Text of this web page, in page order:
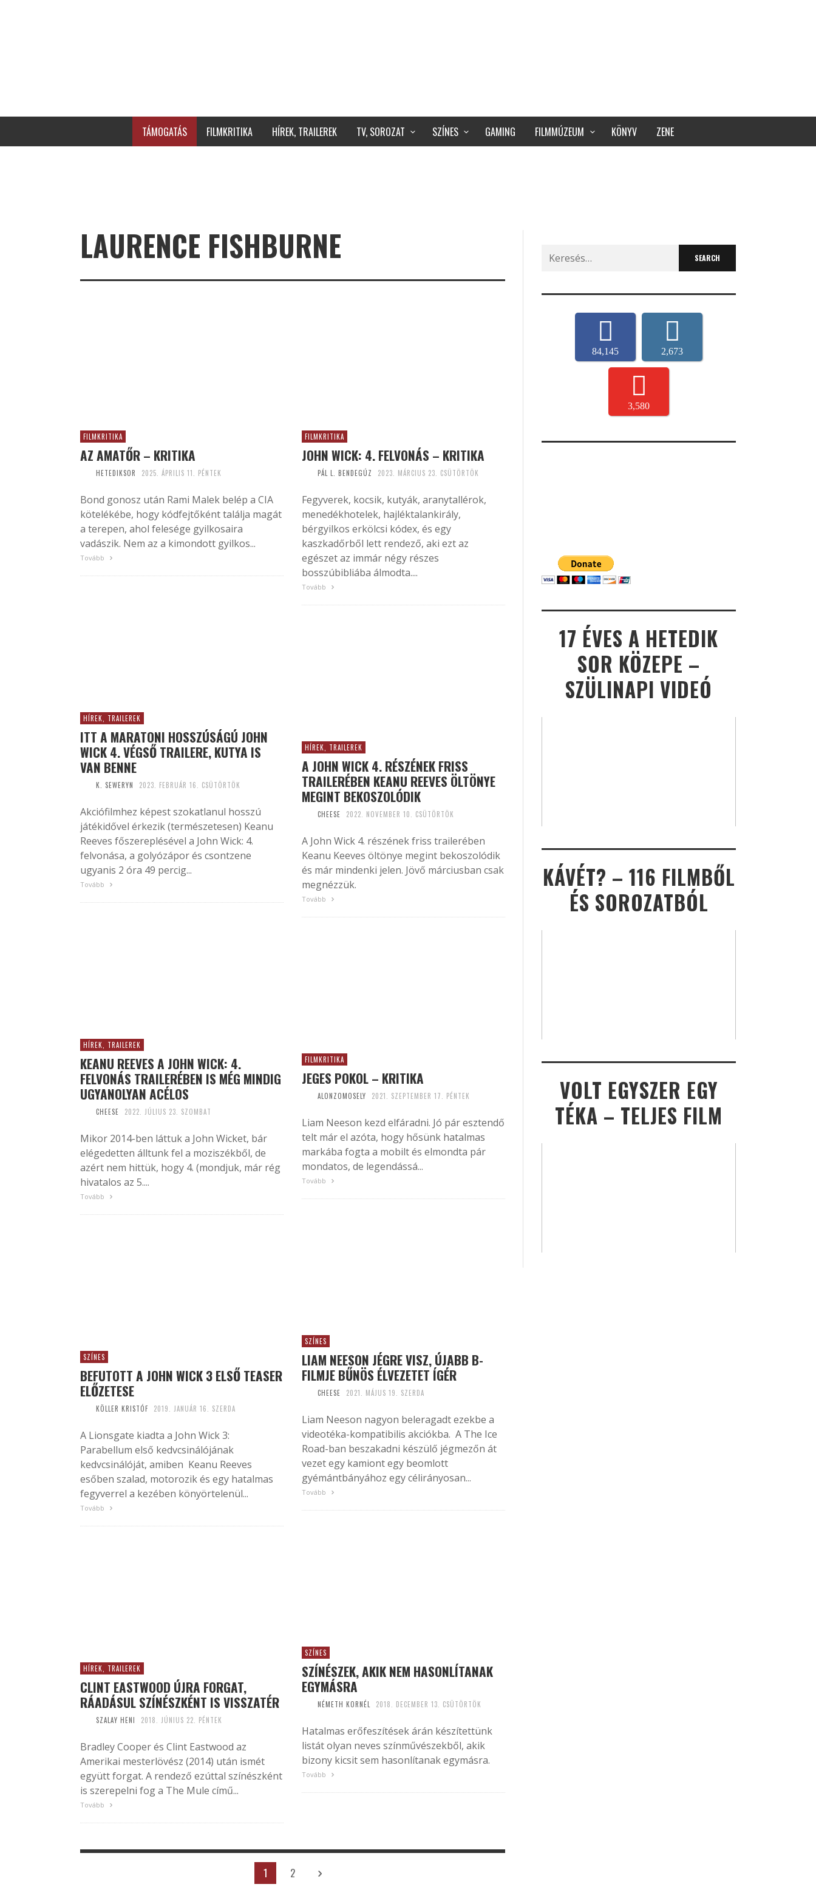
TÁMOGATÁS FILMKRITIKA HÍREK, TRAILEREK TV, SOROZAT SZÍNES GAMING FILMMÚZEUM KÖNYV ZENE
LAURENCE FISHBURNE
FILMKRITIKA
AZ AMATŐR – KRITIKA
HETEDIKSOR 2025. ÁPRILIS 11. PÉNTEK
Bond gonosz után Rami Malek belép a CIA
kötelékébe, hogy kódfejtőként találja magát
a terepen, ahol felesége gyilkosaira
vadászik. Nem az a kimondott gyilkos...
Tovább
FILMKRITIKA
JOHN WICK: 4. FELVONÁS – KRITIKA
PÁL L. BENDEGÚZ 2023. MÁRCIUS 23. CSÜTÖRTÖK
Fegyverek, kocsik, kutyák, aranytallérok,
menedékhotelek, hajléktalankirály,
bérgyilkos erkölcsi kódex, és egy
kaszkadőrből lett rendező, aki ezt az
egészet az immár négy részes
bosszúbibliába álmodta....
Tovább
HÍREK, TRAILEREK
ITT A MARATONI HOSSZÚSÁGÚ JOHN
WICK 4. VÉGSŐ TRAILERE, KUTYA IS
VAN BENNE
K. SEWERYN 2023. FEBRUÁR 16. CSÜTÖRTÖK
Akciófilmhez képest szokatlanul hosszú
játékidővel érkezik (természetesen) Keanu
Reeves főszereplésével a John Wick: 4.
felvonása, a golyózápor és csontzene
ugyanis 2 óra 49 percig...
Tovább
HÍREK, TRAILEREK
A JOHN WICK 4. RÉSZÉNEK FRISS
TRAILERÉBEN KEANU REEVES ÖLTÖNYE
MEGINT BEKOSZOLÓDIK
CHEESE 2022. NOVEMBER 10. CSÜTÖRTÖK
A John Wick 4. részének friss trailerében
Keanu Keeves öltönye megint bekoszolódik
és már mindenki jelen. Jövő márciusban csak
megnézzük.
Tovább
HÍREK, TRAILEREK
KEANU REEVES A JOHN WICK: 4.
FELVONÁS TRAILERÉBEN IS MÉG MINDIG
UGYANOLYAN ACÉLOS
CHEESE 2022. JÚLIUS 23. SZOMBAT
Mikor 2014-ben láttuk a John Wicket, bár
elégedetten álltunk fel a moziszékből, de
azért nem hittük, hogy 4. (mondjuk, már rég
hivatalos az 5....
Tovább
FILMKRITIKA
JEGES POKOL – KRITIKA
ALONZOMOSELY 2021. SZEPTEMBER 17. PÉNTEK
Liam Neeson kezd elfáradni. Jó pár esztendő
telt már el azóta, hogy hősünk hatalmas
markába fogta a mobilt és elmondta pár
mondatos, de legendássá...
Tovább
SZÍNES
LIAM NEESON JÉGRE VISZ, ÚJABB B-
FILMJE BŰNÖS ÉLVEZETET ÍGÉR
CHEESE 2021. MÁJUS 19. SZERDA
Liam Neeson nagyon beleragadt ezekbe a
videotéka-kompatibilis akciókba. A The Ice
Road-ban beszakadni készülő jégmezőn át
vezet egy kamiont egy beomlott
gyémántbányához egy célirányosan...
Tovább
SZÍNES
BEFUTOTT A JOHN WICK 3 ELSŐ TEASER
ELŐZETESE
KÖLLER KRISTÓF 2019. JANUÁR 16. SZERDA
A Lionsgate kiadta a John Wick 3:
Parabellum első kedvcsinálójának
kedvcsinálóját, amiben Keanu Reeves
esőben szalad, motorozik és egy hatalmas
fegyverrel a kezében könyörtelenül...
Tovább
SZÍNES
SZÍNÉSZEK, AKIK NEM HASONLÍTANAK
EGYMÁSRA
NÉMETH KORNÉL 2018. DECEMBER 13. CSÜTÖRTÖK
Hatalmas erőfeszítések árán készítettünk
listát olyan neves színművészekből, akik
bizony kicsit sem hasonlítanak egymásra.
Tovább
HÍREK, TRAILEREK
CLINT EASTWOOD ÚJRA FORGAT,
RÁADÁSUL SZÍNÉSZKÉNT IS VISSZATÉR
SZALAY HENI 2018. JÚNIUS 22. PÉNTEK
Bradley Cooper és Clint Eastwood az
Amerikai mesterlövész (2014) után ismét
együtt forgat. A rendező ezúttal színészként
is szerepelni fog a The Mule című...
Tovább
1 2
Search
for:
84,145 2,673
3,580
17 ÉVES A HETEDIK
SOR KÖZEPE –
SZÜLINAPI VIDEÓ
KÁVÉT? – 116 FILMBŐL
ÉS SOROZATBÓL
VOLT EGYSZER EGY
TÉKA – TELJES FILM